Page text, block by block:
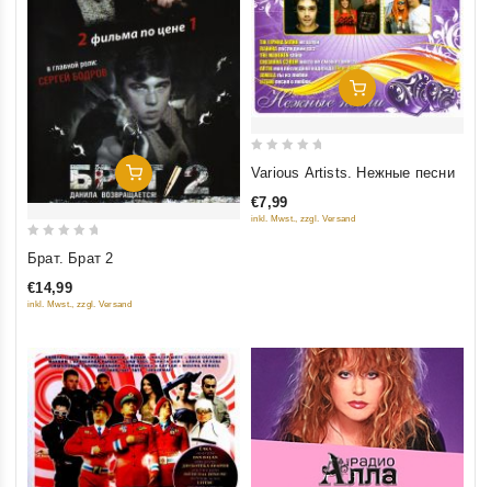
Добавить В Корзину
out
of
Брат. Брат 2
€14,99
inkl. Mwst., zzgl. Versand
Добавить В Корзину
of
Various Artists. Нежные песни
€7,99
inkl. Mwst., zzgl. Versand